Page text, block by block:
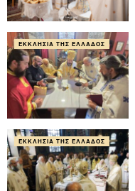
ΕΚΚΛΗΣΊΑ ΤΗΣ ΕΛΛΆΔΟΣ
ΕΚΚΛΗΣΊΑ ΤΗΣ ΕΛΛΆΔΟΣ